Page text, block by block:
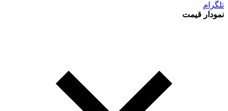
تلگرام
نمودار قیمت